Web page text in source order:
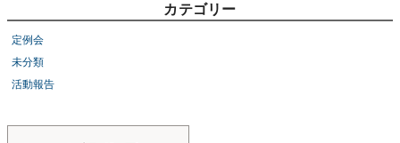
カテゴリー
定例会
未分類
活動報告